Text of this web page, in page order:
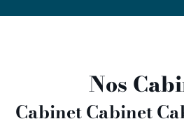
Nos
CabinetCabinet